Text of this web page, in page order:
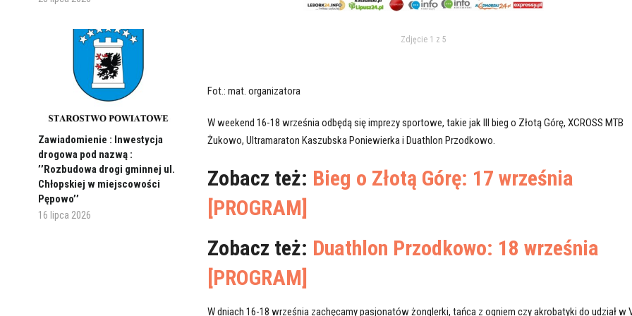
Zawiadomienie : Inwestycja
drogowa pod nazwą :
’’Rozbudowa drogi gminnej ul.
Chłopskiej w miejscowości
Pępowo’’
16 lipca 2026
Zdjęcie 1 z 5
Fot.: mat. organizatora
W weekend 16-18 września odbędą się imprezy sportowe, takie jak III bieg o Złotą Górę, XCROSS MTB
Żukowo, Ultramaraton Kaszubska Poniewierka i Duathlon Przodkowo.
Zobacz też: Bieg o Złotą Górę: 17 września
[PROGRAM]
Zobacz też: Duathlon Przodkowo: 18 września
[PROGRAM]
W dniach 16-18 września zachęcamy pasjonatów żonglerki, tańca z ogniem czy akrobatyki do udział w